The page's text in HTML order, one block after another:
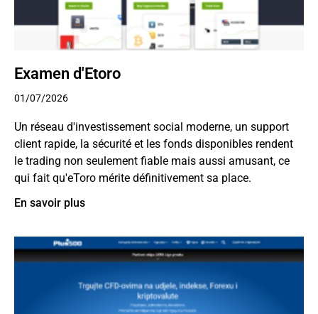
Examen d'Etoro
01/07/2026
Un réseau d'investissement social moderne, un support
client rapide, la sécurité et les fonds disponibles rendent
le trading non seulement fiable mais aussi amusant, ce
qui fait qu'eToro mérite définitivement sa place.
En savoir plus